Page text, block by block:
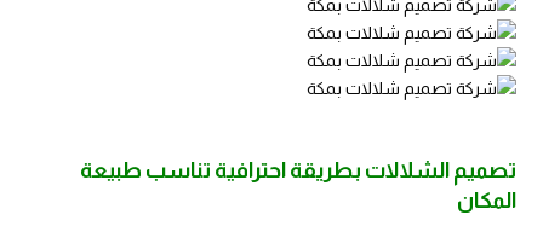
تصميم الشلالات بطريقة احترافية تناسب طبيعة
المكان